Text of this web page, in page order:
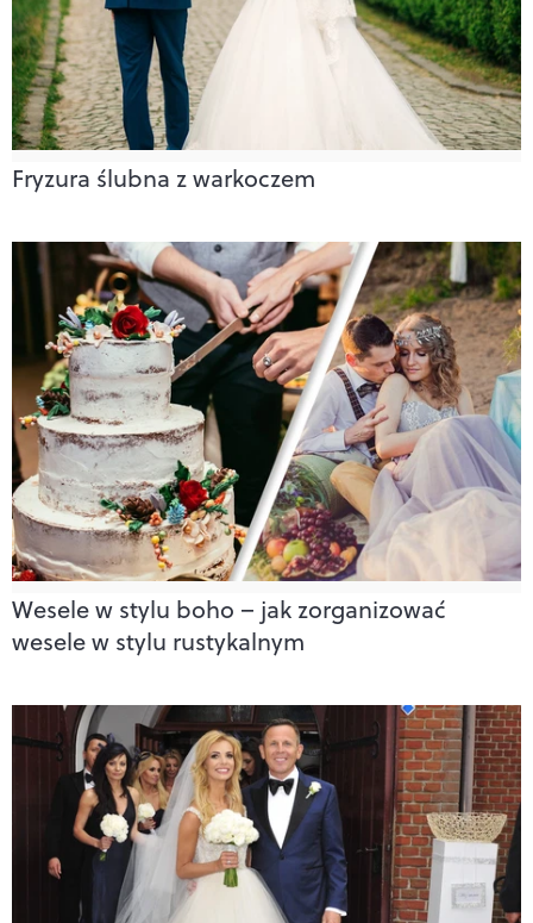
Fryzura ślubna z warkoczem
Wesele w stylu boho – jak zorganizować
wesele w stylu rustykalnym